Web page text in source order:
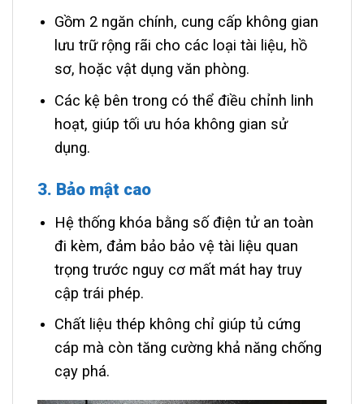
Gồm 2 ngăn chính, cung cấp không gian
lưu trữ rộng rãi cho các loại tài liệu, hồ
sơ, hoặc vật dụng văn phòng.
Các kệ bên trong có thể điều chỉnh linh
hoạt, giúp tối ưu hóa không gian sử
dụng.
3. Bảo mật cao
Hệ thống khóa bằng số điện tử an toàn
đi kèm, đảm bảo bảo vệ tài liệu quan
trọng trước nguy cơ mất mát hay truy
cập trái phép.
Chất liệu thép không chỉ giúp tủ cứng
cáp mà còn tăng cường khả năng chống
cạy phá.